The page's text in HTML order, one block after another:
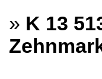
» K 13